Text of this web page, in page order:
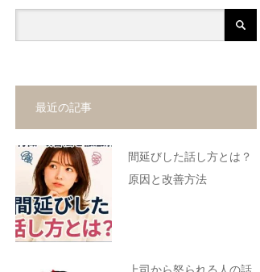
最近の記事
間延びした話し方とは？
原因と改善方法